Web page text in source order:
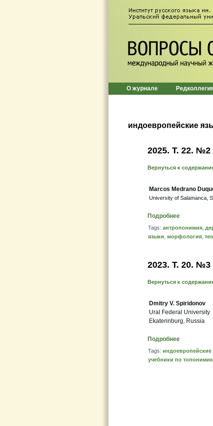
О журнале
индоевропейские
2025. Т. 22. №2
Вернуться к
Marcos Medrano
University of Salamanca,
Подробнее
Tags: антропонимия
языки морфология
2023. Т. 20. №3
Вернуться к
Dmitry V. Spiridonov
Ural Federal University
Ekaterinburg, Russia
Подробнее
Tags: индоевропейские
учебники по